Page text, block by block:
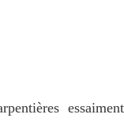
essaiment